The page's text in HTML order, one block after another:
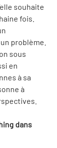
souhaite
fois.
problème.
sous
en
à sa
à
dans